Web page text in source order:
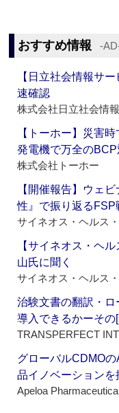
おすすめ情報
【日立社会情報サ
速確認
株式会社日立社会情
【トーホー】災害
発電機で万全の
株式会社トーホー
【開催報告】ウェ
性』で振り返るFSP
サイネオス・ヘルス
【サイネオス・ヘ
山氏に聞く
サイネオス・ヘルス
治験文書の翻訳・
導入できるかーその
TRANSPERFECT
グローバルCDMO
品イノベーションを
Apeloa